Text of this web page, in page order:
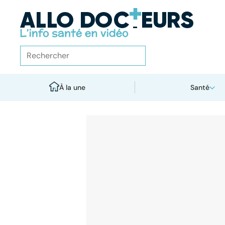
À la une Santé